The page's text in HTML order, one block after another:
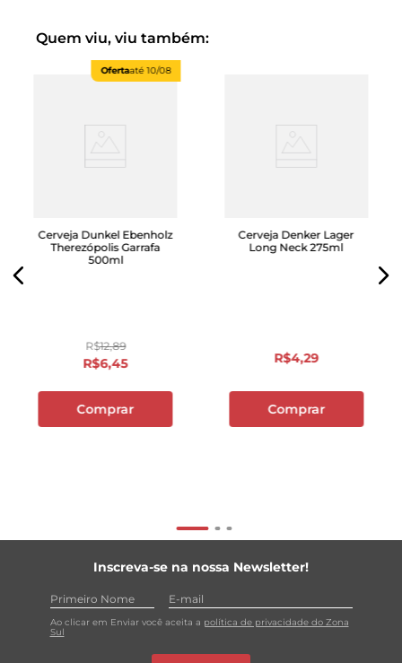
Quem viu, viu também:
Ofertaaté10/08
Cerveja Dunkel Ebenholz
Therezópolis Garrafa
500ml
R$12,89
R$6,45
Comprar
Cerveja Denker Lager
Long Neck 275ml
R$4,29
Comprar
Inscreva-se na nossa Newsletter!
Ao clicar em Enviar você aceita a política de privacidade do Zona
Sul